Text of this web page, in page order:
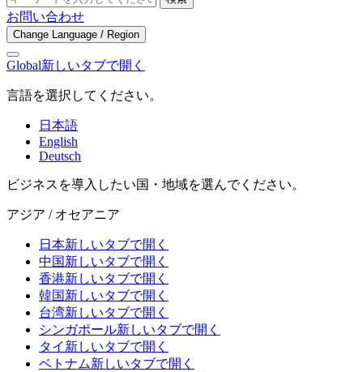
お問い合わせ
Change Language / Region
Global新しいタブで開く
言語を選択してください。
日本語
English
Deutsch
ビジネスを導入したい国・地域を選んでください。
アジア / オセアニア
日本新しいタブで開く
中国新しいタブで開く
香港新しいタブで開く
韓国新しいタブで開く
台湾新しいタブで開く
シンガポール新しいタブで開く
タイ 新しいタブで開く
ベトナム新しいタブで開く